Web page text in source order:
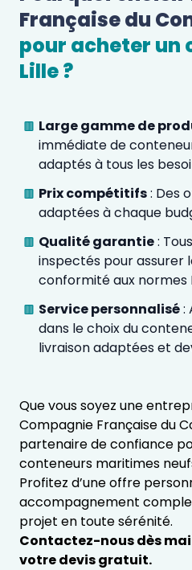
Française du
Lille ?
Large gamme de
immédiate de
adaptés à tous les
Prix compétitifs: Des
adaptées à chaque
Qualité garantie:
inspectés pour assurer
conformité aux normes
Service personnalisé:
dans le choix du
livraison adaptées et
Que vous soyez une
Compagnie Française du
partenaire de confiance
conteneurs maritimes
Profitez d’une offre
accompagnement
projet en toute sérénité.
Contactez-nous dès
votre devis gratuit.